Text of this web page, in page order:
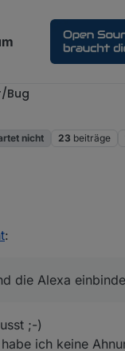
Bug
nicht 23 beiträge
abbilden.
Möglichkeiten noch
:
die Alexa
;-)
ich keine